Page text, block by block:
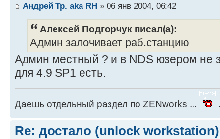
Андрей Тр. aka RH » 06 янв 2004, 06:42
Алексей Подгорчук писал(а):
Админ залочивает раб.станцию
Админ местный ? и в NDS юзером не
для 4.9 SP1 есть.
Даешь отдельный раздел по ZENworks ...
Re: достало (unlock workstation)